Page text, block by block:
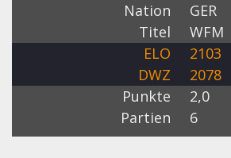
Nation
GER
Titel
WFM
ELO
2103
DWZ
2078
Punkte
2,0
Partien
6